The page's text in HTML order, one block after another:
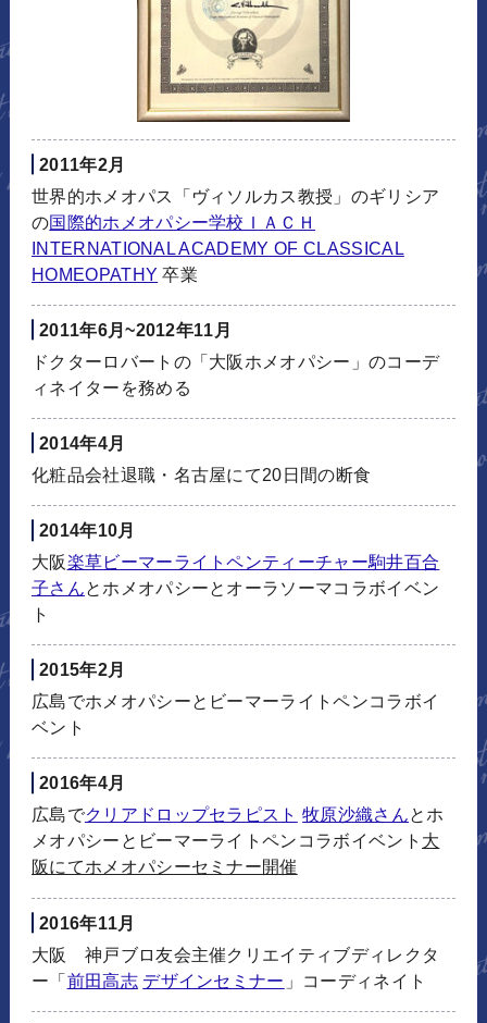
2011年2月
世界的ホメオパス「ヴィソルカス教授」のギリシア
の国際的ホメオパシー学校ＩＡＣＨ
INTERNATIONAL ACADEMY OF CLASSICAL
HOMEOPATHY 卒業
2011年6月~2012年11月
ドクターロバートの「大阪ホメオパシー」のコーデ
ィネイターを務める
2014年4月
化粧品会社退職・名古屋にて20日間の断食
2014年10月
大阪楽草ビーマーライトペンティーチャー駒井百合
子さんとホメオパシーとオーラソーマコラボイベン
ト
2015年2月
広島でホメオパシーとビーマーライトペンコラボイ
ベント
2016年4月
広島でクリアドロップセラピスト 牧原沙織さんとホ
メオパシーとビーマーライトペンコラボイベント 大
阪にてホメオパシーセミナー開催
2016年11月
大阪 神戸ブロ友会主催クリエイティブディレクタ
ー「前田高志 デザインセミナー 」コーディネイト